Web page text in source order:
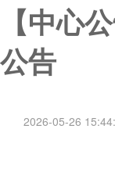
【中心
公告
2026-05-26